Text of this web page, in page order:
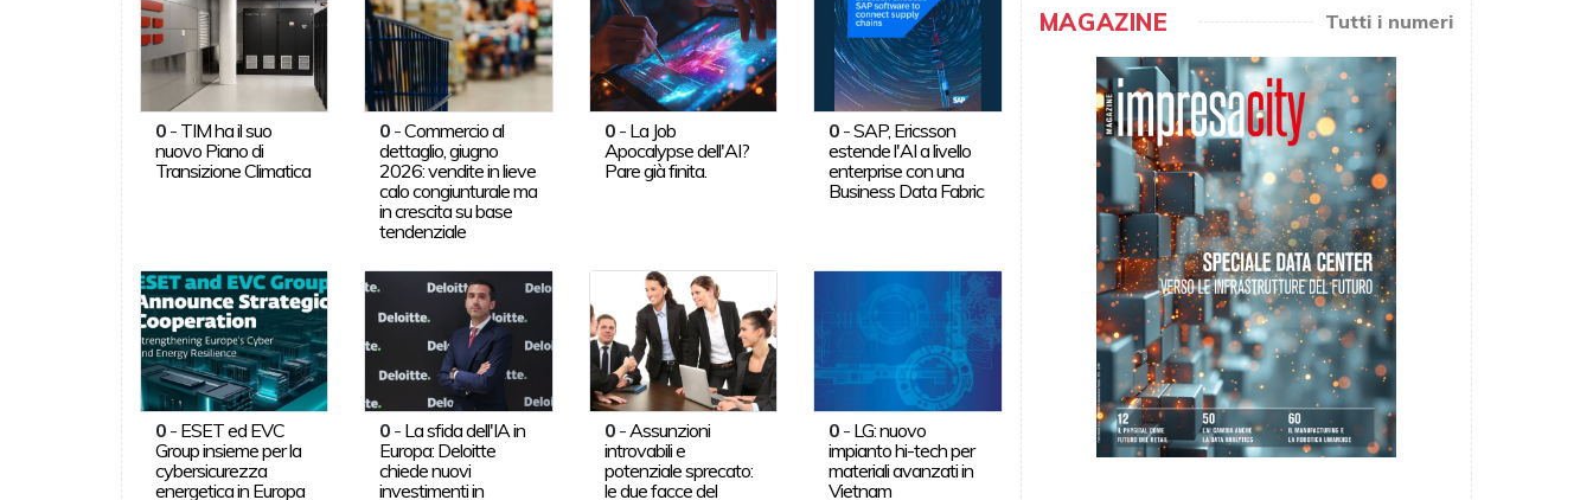
0- TIM ha il suo
nuovo Piano di
Transizione Climatica
0 -Commercio al
dettaglio, giugno
2026: vendite in lieve
calo congiunturale ma
in crescita su base
tendenziale
0- La Job
Apocalypse dell'AI?
Pare già finita.
0 -SAP, Ericsson
estende l'AI a livello
enterprise con una
Business Data Fabric
0- ESET ed EVC
Group insieme per la
cybersicurezza
energetica in Europa
0 - La sfida dell'IA in
Europa: Deloitte
chiede nuovi
investimenti in
0- Assunzioni
introvabili e
potenziale sprecato:
le due facce del
0 - LG: nuovo
impianto hi-tech per
materiali avanzati in
Vietnam
MAGAZINE Tutti i numeri